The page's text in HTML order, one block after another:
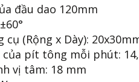
đầu dao 120mm
(Rộng x Dày):
pít tông mỗi phút:
vị tâm: 18 mm